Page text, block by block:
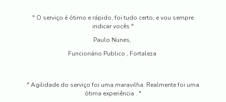
" O serviço é ótimo e rápido, foi tudo certo, e vou sempre
indicar vocês "
Paulo Nunes,
Funcionário Publico , Fortaleza
" Agilidade do serviço foi uma maravilha. Realmente foi uma
ótima experiência . "